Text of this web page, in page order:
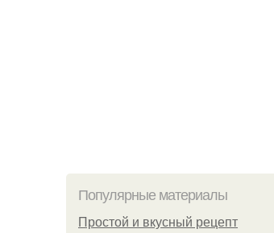
Популярные материалы
Простой и вкусный рецепт